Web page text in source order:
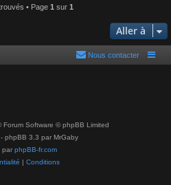
• Page 1 sur 1
Aller à
Nous contacter
Forum Software © phpBB Limited
- phpBB 3.3 par MrGaby
par phpBB-fr.com
| Conditions